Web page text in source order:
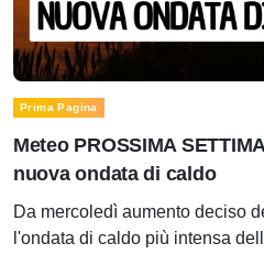
Prima Pagina
Meteo PROSSIMA
nuova ondata di caldo
Da mercoledì aumento deciso
l'ondata di caldo più intensa